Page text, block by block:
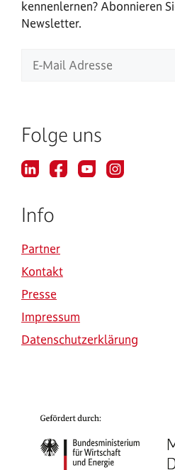
kennenlernen? Abonnieren
Newsletter.
Folge uns
Info
Partner
Kontakt
Presse
Impressum
Datenschutzerklärung